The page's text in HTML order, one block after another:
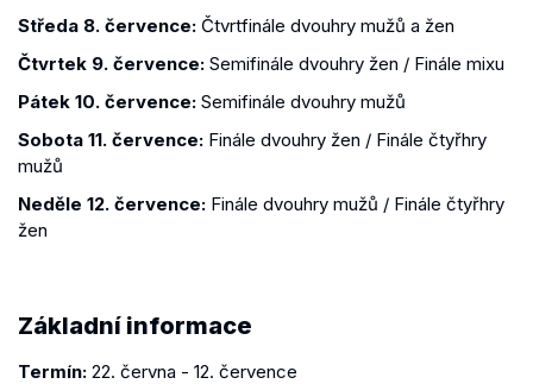
Středa 8. července: Čtvrtfinále dvouhry mužů a žen
Čtvrtek 9. července: Semifinále dvouhry žen / Finále mixu
Pátek 10. července: Semifinále dvouhry mužů
Sobota 11. července: Finále dvouhry žen / Finále čtyřhry
mužů
Neděle 12. července: Finále dvouhry mužů / Finále čtyřhry
žen
Základní informace
Termín: 22. června - 12. července